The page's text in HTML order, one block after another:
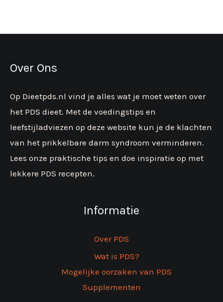
Over Ons
Op Dieetpds.nl vind je alles wat je moet weten over
het PDS dieet. Met de voedingstips en
leefstijladviezen op deze website kun je de klachten
van het prikkelbare darm syndroom verminderen.
Lees onze praktische tips en doe inspiratie op met
lekkere PDS recepten.
Informatie
Over PDS
Wat is PDS?
Mogelijke oorzaken van PDS
Supplementen